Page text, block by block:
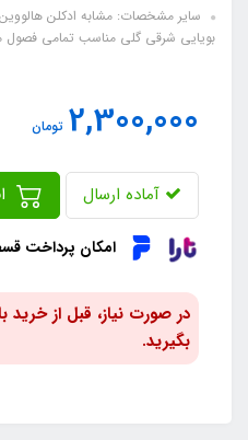
سایر مشخصات: مشابه ادکلن
بویایی شرقی گلی مناسب تمامی
2,300,000 تومان
آماده ارسال
امکان پرداخت
در صورت نیاز، قبل از خرید
بگیرید.